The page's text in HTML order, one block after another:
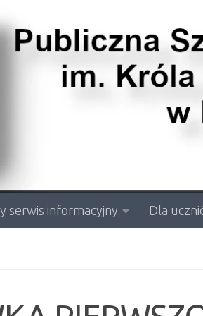
serwis informacyjny Dla